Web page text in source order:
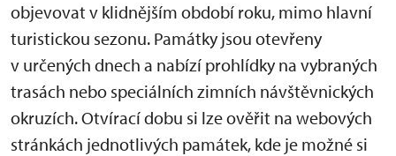
objevovat v klidnějším období roku, mimo hlavní
turistickou sezonu. Památky jsou otevřeny
v určených dnech a nabízí prohlídky na vybraných
trasách nebo speciálních zimních návštěvnických
okruzích. Otvírací dobu si lze ověřit na webových
stránkách jednotlivých památek, kde je možné si